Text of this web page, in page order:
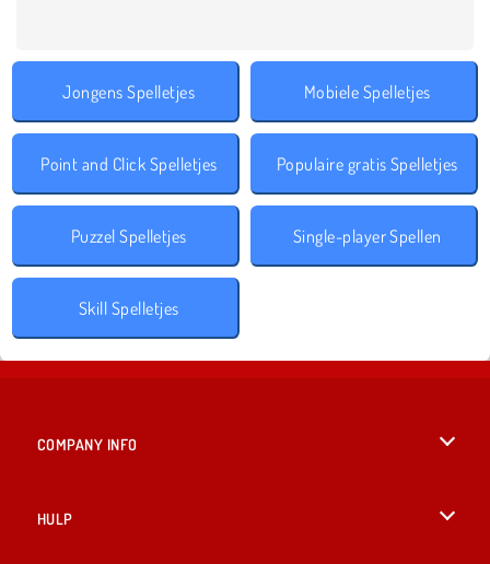
Jongens Spelletjes Mobiele Spelletjes
Point and Click Spelletjes Populaire gratis Spelletjes
Puzzel Spelletjes Single-player Spellen
Skill Spelletjes
COMPANY INFO
HULP